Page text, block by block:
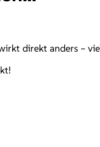
direkt anders –